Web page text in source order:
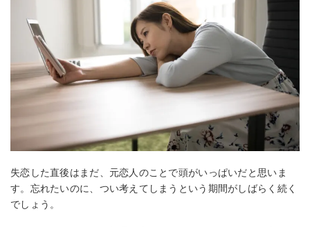
失恋した直後はまだ、元恋人のことで頭がいっぱいだと思いま
す。忘れたいのに、つい考えてしまうという期間がしばらく続く
でしょう。